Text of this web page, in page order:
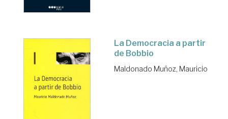
La Democracia a partir
de Bobbio
Maldonado Muñoz, Mauricio